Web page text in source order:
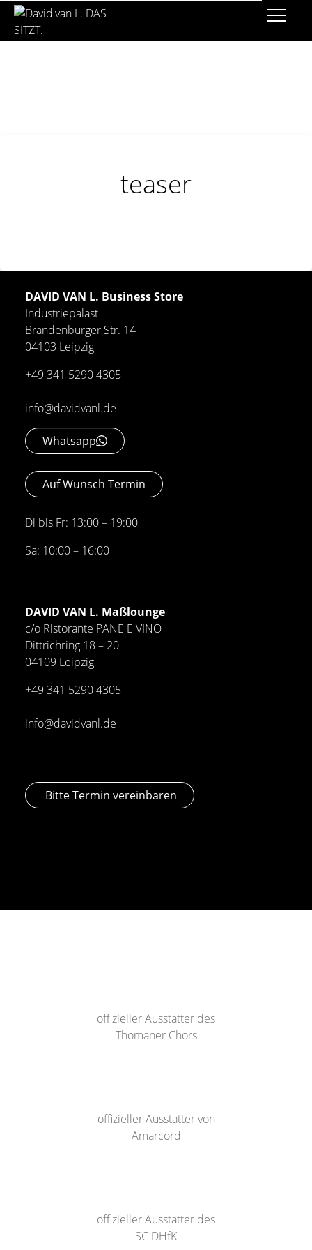
teaser
DAVID VAN L. Business Store
Industriepalast
Brandenburger Str. 14
04103 Leipzig
+49 341 5290 4305
info@davidvanl.de
Whatsapp
Auf Wunsch Termin
Di bis Fr: 13:00 – 19:00
Sa: 10:00 – 16:00
DAVID VAN L. Maßlounge
c/o Ristorante PANE E VINO
Dittrichring 18 – 20
04109 Leipzig
+49 341 5290 4305
info@davidvanl.de
Bitte Termin vereinbaren
offizieller Ausstatter des
Thomaner Chors
offizieller Ausstatter von
Amarcord
offizieller Ausstatter des
SC DHfK